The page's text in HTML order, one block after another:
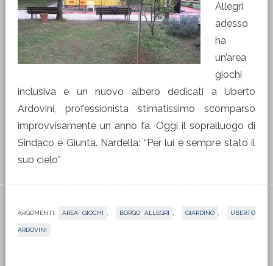
Allegri
adesso
ha
un’area
giochi
inclusiva e un nuovo albero dedicati a Uberto
Ardovini, professionista stimatissimo scomparso
improvvisamente un anno fa. Oggi il sopralluogo di
Sindaco e Giunta. Nardella: “Per lui è sempre stato il
suo cielo”
ARGOMENTI: AREA GIOCHI BORGO ALLEGRI GIARDINO UBERTO
ARDOVINI